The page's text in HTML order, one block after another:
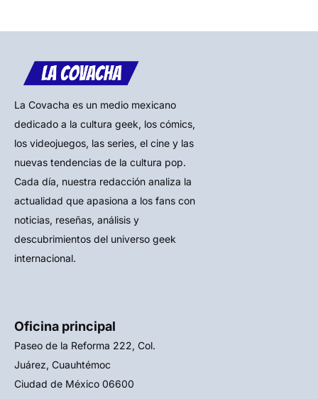
La Covacha es un medio mexicano
dedicado a la cultura geek, los cómics,
los videojuegos, las series, el cine y las
nuevas tendencias de la cultura pop.
Cada día, nuestra redacción analiza la
actualidad que apasiona a los fans con
noticias, reseñas, análisis y
descubrimientos del universo geek
internacional.
Oficina principal
Paseo de la Reforma 222, Col.
Juárez, Cuauhtémoc
Ciudad de México 06600